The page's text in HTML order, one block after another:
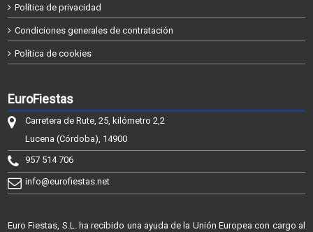
Política de privacidad
Condiciones generales de contratación
Política de cookies
EuroFiestas
Carretera de Rute, 25, kilómetro 2,2
Lucena (Córdoba), 14900
957 514 706
info@eurofiestas.net
Euro Fiestas, S.L. ha recibido una ayuda de la Unión Europea con cargo al